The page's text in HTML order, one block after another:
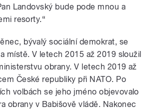
Landovský bude pode mnou a
resorty.“
bývalý sociální demokrat, se
místě. V letech 2015 až 2019 sloužil
obrany. V letech 2019 až
České republiky při NATO. Po
volbách se jeho jméno objevovalo
obrany v Babišově vládě. Nakonec